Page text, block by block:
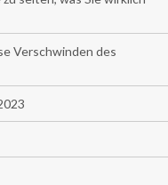
Verschwinden des